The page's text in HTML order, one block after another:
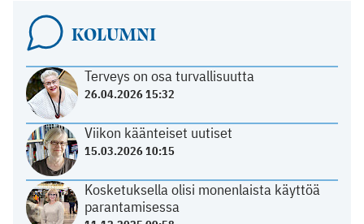
KOLUMNI
Terveys on osa turvallisuutta
26.04.2026 15:32
Viikon käänteiset uutiset
15.03.2026 10:15
Kosketuksella olisi monenlaista käyttöä
parantamisessa